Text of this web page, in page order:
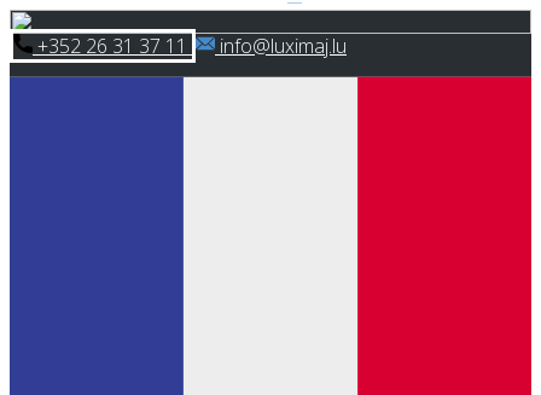
Skip
to
content
​+352 26 31 37 11 ​info@luximaj.lu